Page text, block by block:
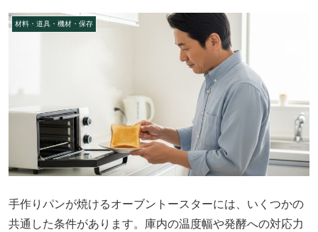
材料・道具・機材・保存
手作りパンが焼けるオーブントースターには、いくつかの
共通した条件があります。庫内の温度幅や発酵への対応力